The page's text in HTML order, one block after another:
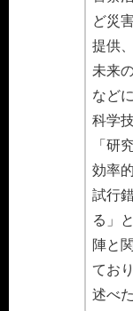
ど災
提供、
未来
など
科学
「研
効率
試行
る」
陣と
てお
述べた